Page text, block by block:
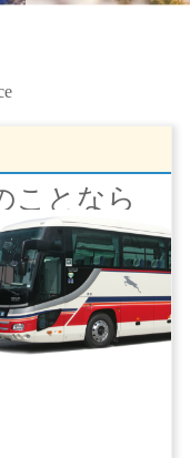
ことなら